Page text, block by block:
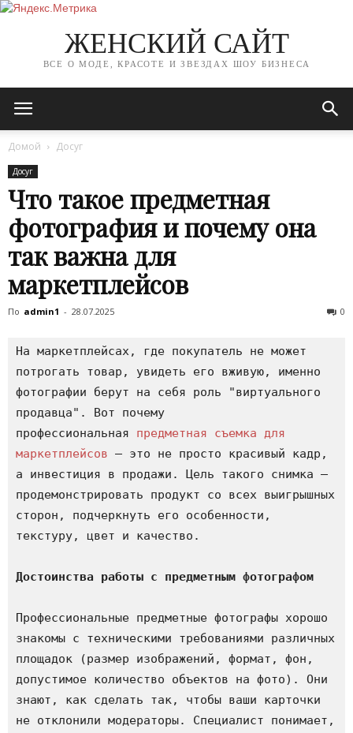
ЖЕНСКИЙ САЙТ
ВСЕ О МОДЕ, КРАСОТЕ И ЗВЕЗДАХ ШОУ БИЗНЕСА
Домой Досуг
Досуг
Что такое предметная
фотография и почему она
так важна для
маркетплейсов
По admin1 - 28.07.2025 0
На маркетплейсах, где покупатель не может
потрогать товар, увидеть его вживую, именно
фотографии берут на себя роль "виртуального
продавца". Вот почему
профессиональная предметная съемка для
маркетплейсов – это не просто красивый кадр,
а инвестиция в продажи. Цель такого снимка –
продемонстрировать продукт со всех выигрышных
сторон, подчеркнуть его особенности,
текстуру, цвет и качество.
Достоинства работы с предметным фотографом
Профессиональные предметные фотографы хорошо
знакомы с техническими требованиями различных
площадок (размер изображений, формат, фон,
допустимое количество объектов на фото). Они
знают, как сделать так, чтобы ваши карточки
не отклонили модераторы. Специалист понимает,